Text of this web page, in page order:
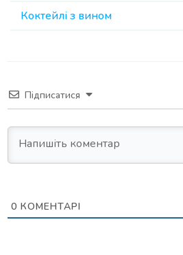
Коктейлі з вином
Підписатися
0 КОМЕНТАРІ